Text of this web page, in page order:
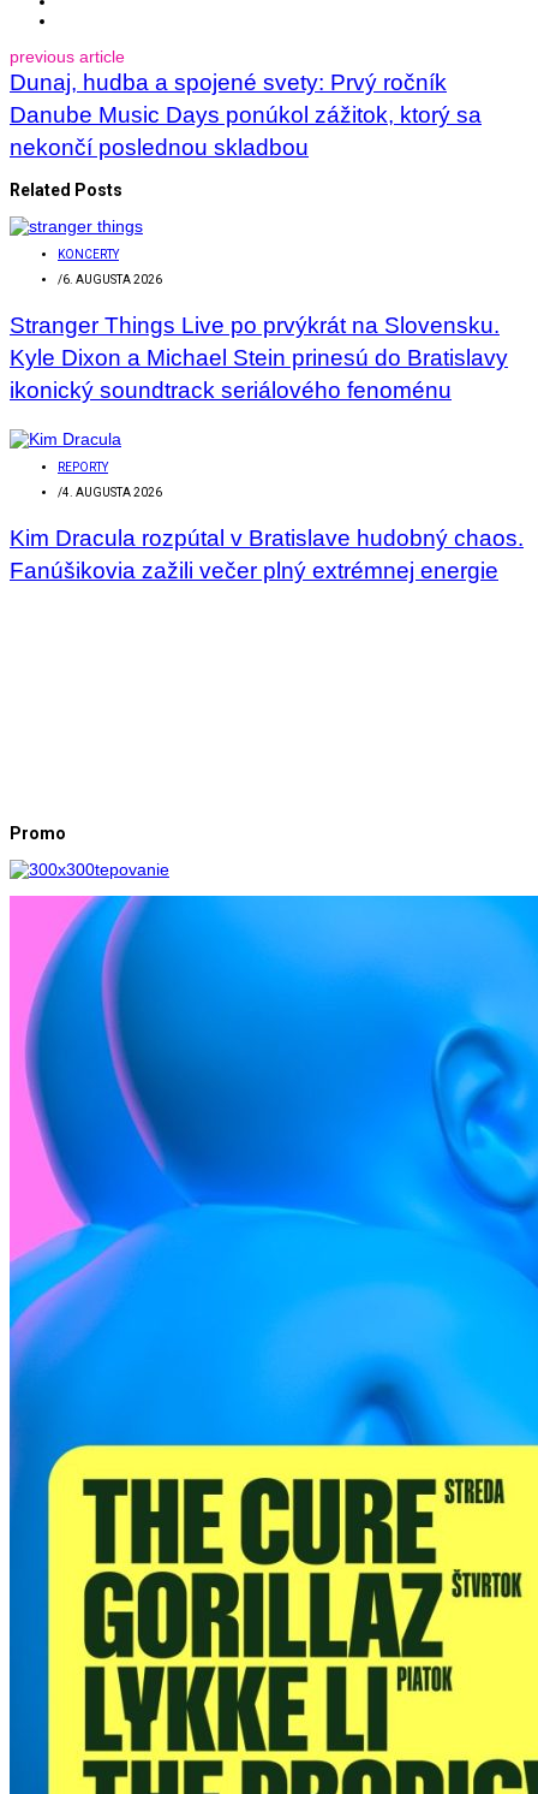
previous article
Dunaj, hudba a spojené svety: Prvý ročník
Danube Music Days ponúkol zážitok, ktorý sa
nekončí poslednou skladbou
Related Posts
KONCERTY
/6. AUGUSTA 2026
Stranger Things Live po prvýkrát na Slovensku.
Kyle Dixon a Michael Stein prinesú do Bratislavy
ikonický soundtrack seriálového fenoménu
REPORTY
/4. AUGUSTA 2026
Kim Dracula rozpútal v Bratislave hudobný chaos.
Fanúšikovia zažili večer plný extrémnej energie
Promo